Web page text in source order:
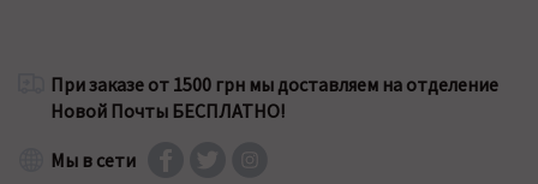
При заказе от 1500 грн мы доставляем на отделение
Новой Почты БЕСПЛАТНО!
Мы в сети